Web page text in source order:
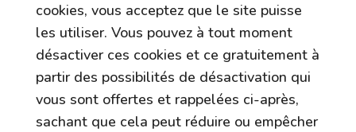
cookies, vous acceptez que le site puisse
les utiliser. Vous pouvez à tout moment
désactiver ces cookies et ce gratuitement à
partir des possibilités de désactivation qui
vous sont offertes et rappelées ci-après,
sachant que cela peut réduire ou empêcher